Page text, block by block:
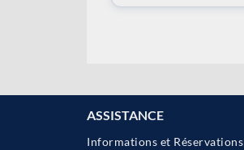
ASSISTANCE
Informations et Réservations